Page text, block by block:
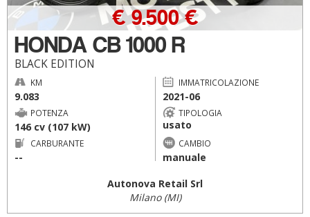
HONDA CB 1000 R
BLACK EDITION
€ 9.500 €
KM
9.083
IMMATRICOLAZIONE
2021-06
POTENZA
146 cv (107 kW)
TIPOLOGIA
usato
CARBURANTE
--
CAMBIO
manuale
Autonova Retail Srl
Milano (MI)